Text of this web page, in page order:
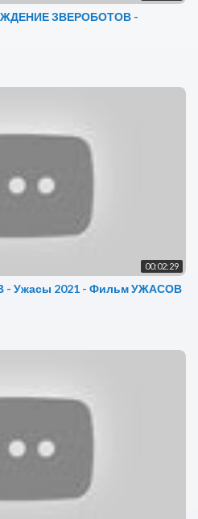
ЗВЕРОБОТОВ -
00:02:29
- Ужасы 2021 - Фильм УЖАСОВ